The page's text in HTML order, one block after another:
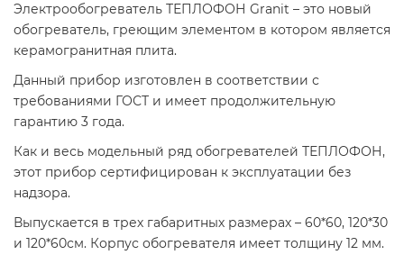
Электрообогреватель ТЕПЛОФОН Granit – это новый
обогреватель, греющим элементом в котором является
керамогранитная плита.
Данный прибор изготовлен в соответствии с
требованиями ГОСТ и имеет продолжительную
гарантию 3 года.
Как и весь модельный ряд обогревателей ТЕПЛОФОН,
этот прибор сертифицирован к эксплуатации без
надзора.
Выпускается в трех габаритных размерах – 60*60, 120*30
и 120*60см. Корпус обогревателя имеет толщину 12 мм.